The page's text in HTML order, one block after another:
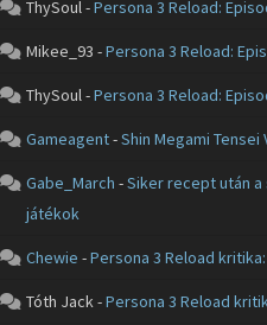
ThySoul-Persona 3 Reload:
Mikee_93 -Persona 3 Reload:
ThySoul-Persona 3 Reload:
Gameagent-Shin Megami
Gabe_March -Siker recept után
játékok
Chewie -Persona 3 Reload
Tóth Jack-Persona 3 Reload